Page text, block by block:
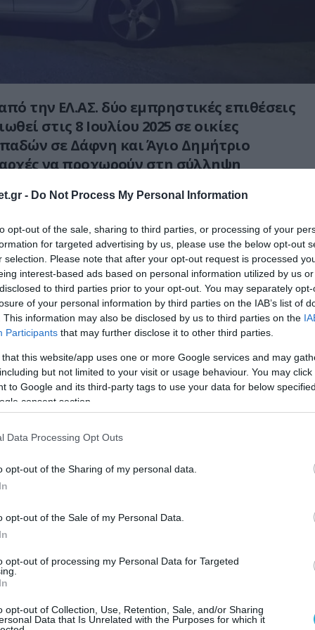
- Do Not Process My Personal Information
opt-out of the sale, sharing to third parties, or processing of your
for targeted advertising by us, please use the below opt-out
selection. Please note that after your opt-out request is processed
interest-based ads based on personal information utilized by us
to third parties prior to your opt-out. You may separately
of your personal information by third parties on the IAB’s list of
This information may also be disclosed by us to third parties on the
Participants that may further disclose it to other third parties.
that this website/app uses one or more Google services and may
but not limited to your visit or usage behaviour. You may
to Google and its third-party tags to use your data for below
consent section.
Data Processing Opt Outs
opt-out of the Sharing of my personal data.
opt-out of the Sale of my Personal Data.
opt-out of processing my Personal Data for Targeted
opt-out of Collection, Use, Retention, Sale, and/or Sharing
Data that Is Unrelated with the Purposes for which it
την ΕΛ.ΑΣ. δύο εμπρηστικές επιθέσεις
στις 8 Ιουλίου 2025 σε οικίες
σε Δάφνη και Άγιο Δημήτριο
αρχές να προχωρούν στη σύλληψη
οπαδός άλλης ομάδας, ο οποίος
ρόλο οδηγού στη διάπραξη των επιθέσεων,
του είχε ήδη συλληφθεί νωρίτερα.
την έρευνα της Υποδιεύθυνσης
Αθλητικής Βίας, οι δύο άνδρες
μοτοσικλέτα στα σημεία των
20χρονος φέρεται να τοποθέτησε και να
εμπρηστικούς μηχανισμούς.
έρευνας στην οικία του 24χρονου, παρουσία
εντοπίστηκαν και κατασχέθηκαν
που σχετίζονται με την υπόθεση, μεταξύ των
σουγιάς, ζυγαριές ακριβείας, κινητά
ποσό και είδη οπαδικού περιεχομένου.
στην αρμόδια εισαγγελική αρχή, ενώ
σχηματιστεί δικογραφία για παραβάσεις της
ναρκωτικών και όπλων.